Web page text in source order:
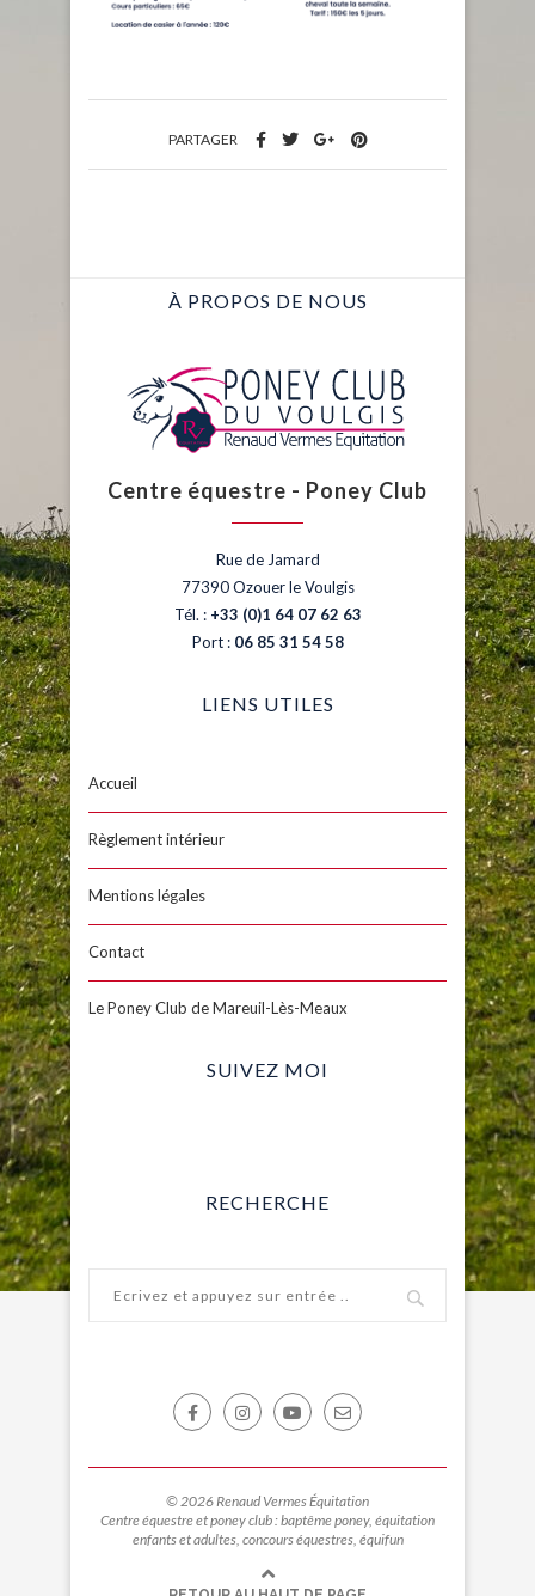
PARTAGER
À PROPOS DE NOUS
Centre équestre - Poney Club
Rue de Jamard
77390 Ozouer le Voulgis
Tél. : +33 (0)1 64 07 62 63
Port : 06 85 31 54 58
LIENS UTILES
Accueil
Règlement intérieur
Mentions légales
Contact
Le Poney Club de Mareuil-Lès-Meaux
SUIVEZ MOI
RECHERCHE
© 2026 Renaud Vermes Équitation
Centre équestre et poney club : baptême poney, équitation
enfants et adultes, concours équestres, équifun